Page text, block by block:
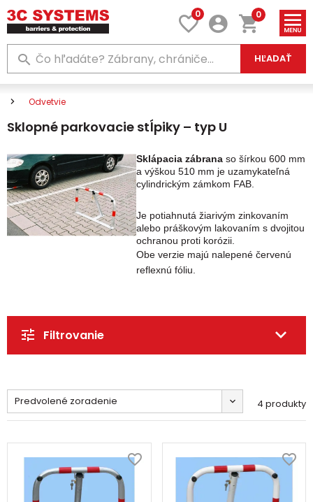
0
HĽADAŤ
0
Odvetvie
Sklopné parkovacie stĺpiky – typ U
Sklápacia zábrana so šírkou 600 mm
a výškou 510 mm je uzamykateľná
cylindrickým zámkom FAB.
Je potiahnutá žiarivým zinkovaním
alebo práškovým lakovaním s dvojitou
ochranou proti korózii.
Obe verzie majú nalepené červenú
reflexnú fóliu.
Filtrovanie
Predvolené zoradenie 4 produkty